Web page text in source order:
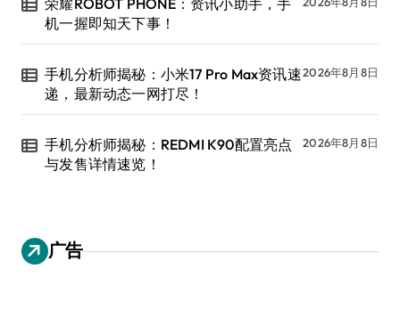
荣耀ROBOT PHONE：资讯小助手，手
机一握即知天下事！
手机分析师揭秘：小米17 Pro Max资讯速
递，最新动态一网打尽！
2026年8月8日
手机分析师揭秘：REDMI K90配置亮点
与发售详情速览！
2026年8月8日
广告